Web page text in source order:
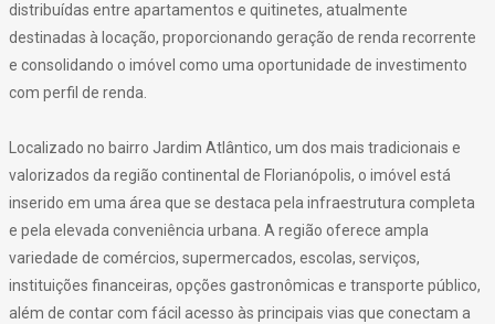
distribuídas entre apartamentos e quitinetes, atualmente
destinadas à locação, proporcionando geração de renda recorrente
e consolidando o imóvel como uma oportunidade de investimento
com perfil de renda.
Localizado no bairro Jardim Atlântico, um dos mais tradicionais e
valorizados da região continental de Florianópolis, o imóvel está
inserido em uma área que se destaca pela infraestrutura completa
e pela elevada conveniência urbana. A região oferece ampla
variedade de comércios, supermercados, escolas, serviços,
instituições financeiras, opções gastronômicas e transporte público,
além de contar com fácil acesso às principais vias que conectam a